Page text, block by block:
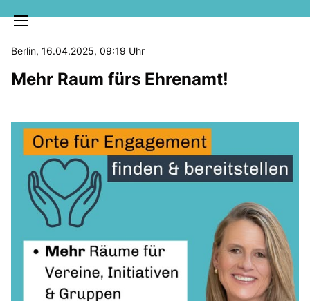
Berlin, 16.04.2025, 09:19 Uhr
Mehr Raum fürs Ehrenamt!